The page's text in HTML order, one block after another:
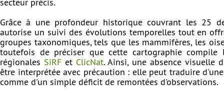
secteur précis.
Grâce à une profondeur historique couvrant les 25
autorise un suivi des évolutions temporelles tout en
groupes taxonomiques, tels que les mammifères, les
toutefois de préciser que cette cartographie compile
régionales SiRF et ClicNat. Ainsi, une absence visuelle
être interprétée avec précaution : elle peut traduire
comme d'un simple déficit de remontées d'observations.